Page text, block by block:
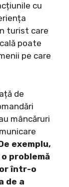
cu
turist care
poate
pe care
de
mâncăruri
exemplu,
problemă
într-o
de a